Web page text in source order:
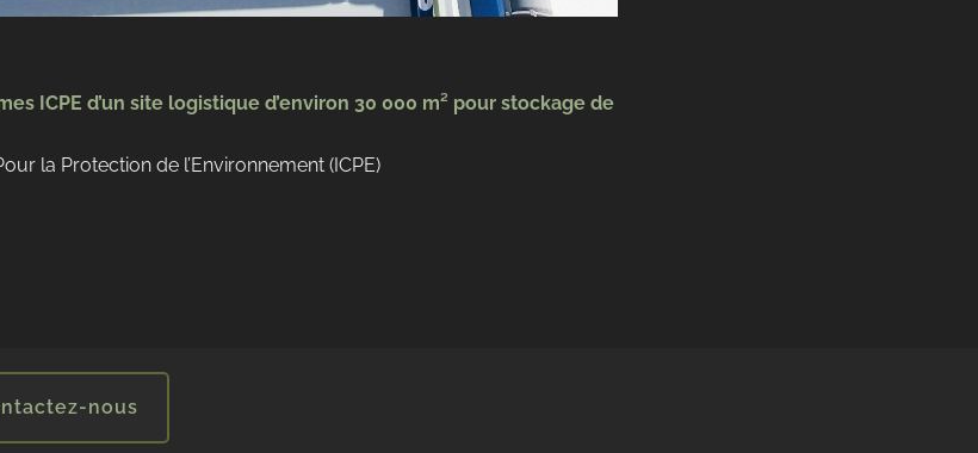
ICPE d’un site logistique d’environ 30 000 m² pour stockage de
la Protection de l’Environnement (ICPE)
nous